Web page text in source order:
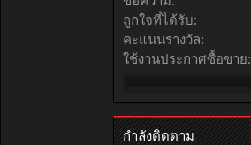
ถูกใจที่ได้รับ:
คะแนนรางวัล:
ใช้งานประกาศซื้อขาย:
กำลังติดตาม